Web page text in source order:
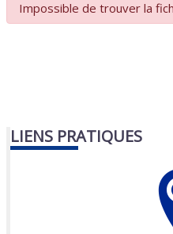
Impossible de trouver la
LIENS PRATIQUES